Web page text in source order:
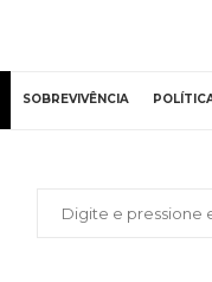
SOBREVIVÊNCIA